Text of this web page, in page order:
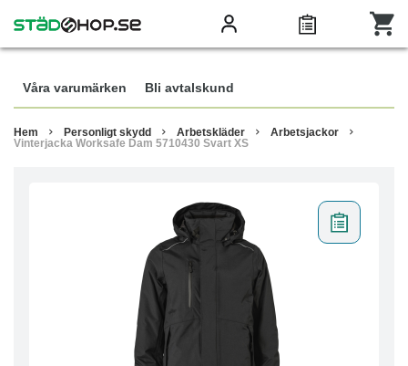
Våra varumärken Bli avtalskund
Hem Personligt skydd Arbetskläder
Arbetsjackor
Vinterjacka Worksafe Dam 5710430 Svart XS